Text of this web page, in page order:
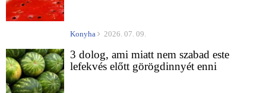
Konyha 2026. 07. 09.
3 dolog, ami miatt nem szabad este
lefekvés előtt görögdinnyét enni